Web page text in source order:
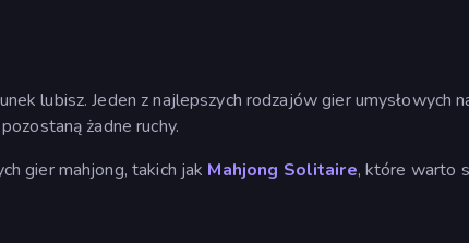
lubisz. Jeden z najlepszych rodzajów gier umysłowych
żadne ruchy.
gier mahjong, takich jak Mahjong Solitaire, które warto